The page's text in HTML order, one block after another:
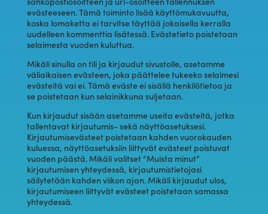
evästeeseen. Tämä toiminto lisää käyttömukavuutta,
koska lomaketta ei tarvitse täyttää jokaisella kerralla
uudelleen kommenttia lisätessä. Evästetieto poistetaan
selaimesta vuoden kuluttua.
Mikäli sinulla on tili ja kirjaudut sivustolle, asetamme
väliaikaisen evästeen, joka päättelee tukeeko selaimesi
evästeitä vai ei. Tämä eväste ei sisällä henkilötietoa ja
se poistetaan kun selainikkuna suljetaan.
Kun kirjaudut sisään asetamme useita evästeitä, jotka
tallentavat kirjautumis- sekä näyttöasetuksesi.
Kirjautumisevästeet poistetaan kahden vuorokauden
kuluessa, näyttöasetuksiin liittyvät evästeet poistuvat
vuoden päästä. Mikäli valitset “Muista minut”
kirjautumisen yhteydessä, kirjautumistietojasi
säilytetään kahden viikon ajan. Mikäli kirjaudut ulos,
kirjautumiseen liittyvät evästeet poistetaan samassa
yhteydessä.